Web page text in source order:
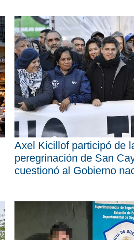
Axel Kicillof participó de
peregrinación de San
cuestionó al Gobierno